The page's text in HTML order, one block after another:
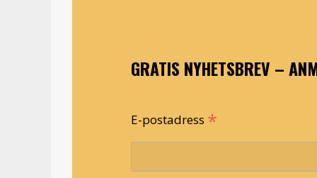
GRATIS NYHETSBREV –
E-postadress *